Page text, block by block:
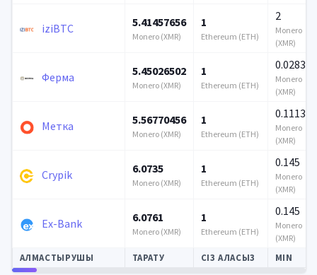
iziBTC 5.41457656
Monero (XMR)
1
Ethereum (ETH)
2
Monero
(XMR)
Ферма 5.45026502
Monero (XMR)
1
Ethereum (ETH)
0.028341
Monero
(XMR)
Метка 5.56770456
Monero (XMR)
1
Ethereum (ETH)
0.111354
Monero
(XMR)
Crypik 6.0735
Monero (XMR)
1
Ethereum (ETH)
0.145
Monero
(XMR)
Ex-Bank 6.0761
Monero (XMR)
1
Ethereum (ETH)
0.145
Monero
(XMR)
АЛМАСТЫРУШЫ ТАРАТУ СІЗ АЛАСЫЗ MIN
Автоматты жаңарту